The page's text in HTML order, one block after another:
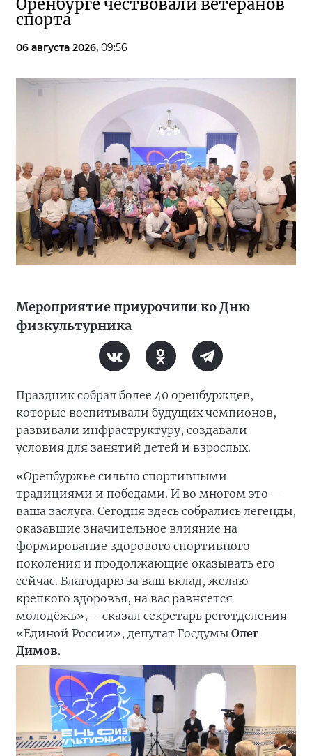
Оренбурге чествовали ветеранов
спорта
06 августа 2026, 09:56
Мероприятие приурочили ко Дню
физкультурника
Праздник собрал более 40 оренбуржцев,
которые воспитывали будущих чемпионов,
развивали инфраструктуру, создавали
условия для занятий детей и взрослых.
«Оренбуржье сильно спортивными
традициями и победами. И во многом это –
ваша заслуга. Сегодня здесь собрались легенды,
оказавшие значительное влияние на
формирование здорового спортивного
поколения и продолжающие оказывать его
сейчас. Благодарю за ваш вклад, желаю
крепкого здоровья, на вас равняется
молодёжь», – сказал секретарь реготделения
«Единой России», депутат Госдумы Олег
Димов.